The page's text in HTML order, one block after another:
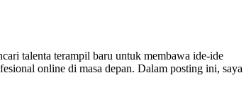
talenta terampil baru untuk membawa ide-ide
online di masa depan. Dalam posting ini, saya